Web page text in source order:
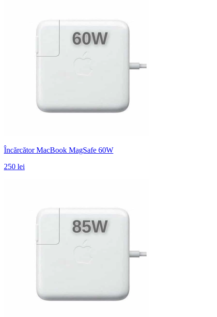
Încărcător MacBook MagSafe 60W
250 lei